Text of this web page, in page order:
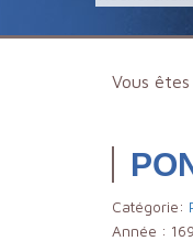
Vous
Catégorie:
Année :